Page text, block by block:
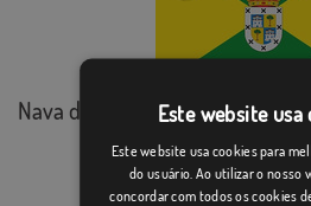
Nava de la AsunciónEste website usa
Este website usa cookies para
do usuário. Ao utilizar o nosso
concordar com todos os cookies